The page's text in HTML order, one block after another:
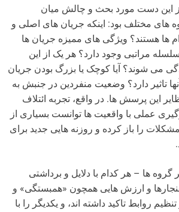
این دست مورد بحث و چالش میان
های مختلف بود: اینکه جریان های اصلی و
ها هستند؟ ویژگی های ممیزه جریان ها
مراتبی وجود دارد؟ هر یک از این
می شوند؟ آیا کوچک یا بزرگ بودن جریان
تاثیر دارد؟ وضعیت منفردین در جنبش به
این پرسش ها. در واقع، تجربه ائتلاف
عملی با واقعیت ها توانست بسیاری از
را باز کرده و روزنه هایی جدید برای
گروه ها – هر کدام با دلایل و برداشتی
و ارزش هایی همچون «همبستگی» و
روابط تاکید داشته اند، و یکدیگر را با